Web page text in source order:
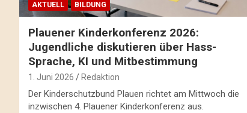
AKTUELL BILDUNG
Plauener Kinderkonferenz 2026:
Jugendliche diskutieren über Hass-
Sprache, KI und Mitbestimmung
1. Juni 2026 Redaktion
Der Kinderschutzbund Plauen richtet am Mittwoch die
inzwischen 4. Plauener Kinderkonferenz aus.